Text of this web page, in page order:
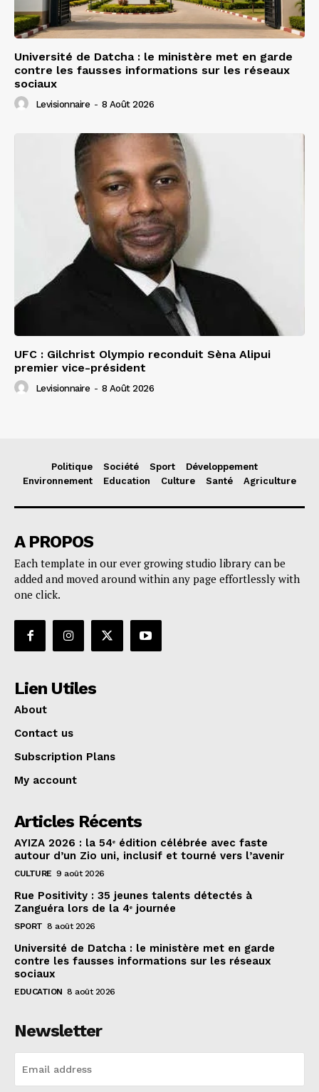
Université de Datcha : le ministère met en garde
contre les fausses informations sur les réseaux
sociaux
Levisionnaire - 8 Août 2026
UFC : Gilchrist Olympio reconduit Sèna Alipui
premier vice-président
Levisionnaire - 8 Août 2026
Politique Société Sport
Développement
Environnement
Education Culture Santé Agriculture
A PROPOS
Each template in our ever growing studio library can be
added and moved around within any page effortlessly with
one click.
Lien Utiles
About
Contact us
Subscription Plans
My account
Articles Récents
AYIZA 2026 : la 54ᵉ édition célébrée avec faste
autour d’un Zio uni, inclusif et tourné vers l’avenir
CULTURE 9 août 2026
Rue Positivity : 35 jeunes talents détectés à
Zanguéra lors de la 4ᵉ journée
SPORT 8 août 2026
Université de Datcha : le ministère met en garde
contre les fausses informations sur les réseaux
sociaux
EDUCATION 8 août 2026
Newsletter